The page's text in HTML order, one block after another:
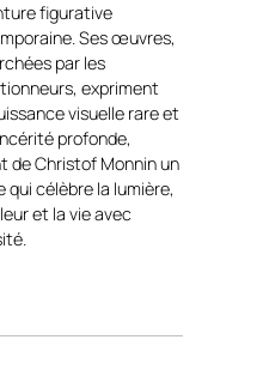
Monnin déploie ici
talent pour capturer
la scène mais
invisible de la
: rythme, intensité
fusionnent dans
Explosif est
figurative
Ses œuvres,
par les
expriment
visuelle rare et
profonde,
de Christof Monnin un
qui célèbre la lumière,
et la vie avec